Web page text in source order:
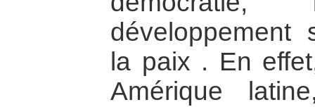
développement
la paix . En
Amérique